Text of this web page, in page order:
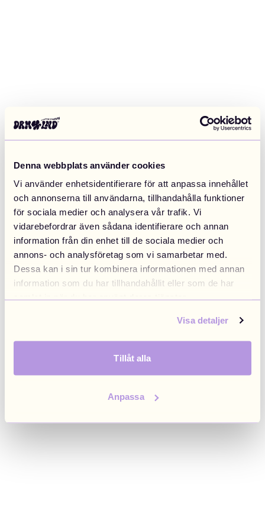
Denna webbplats använder cookies
Vi använder enhetsidentifierare för att anpassa innehållet
och annonserna till användarna, tillhandahålla funktioner
för sociala medier och analysera vår trafik. Vi
vidarebefordrar även sådana identifierare och annan
information från din enhet till de sociala medier och
annons- och analysföretag som vi samarbetar med.
Dessa kan i sin tur kombinera informationen med annan
information som du har tillhandahållit eller som de har
samlat in när du har använt deras tjänster.
Visa detaljer
Tillåt alla
Anpassa
Application error: a client-side exception has occurred (see the
browser console for more information).